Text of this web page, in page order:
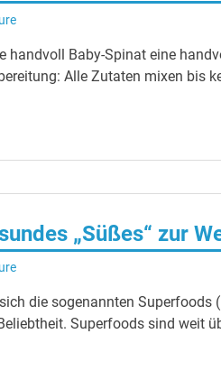
handvoll Baby-Spinat eine
Alle Zutaten mixen bis
„Süßes“ zur
die sogenannten
Superfoods sind weit